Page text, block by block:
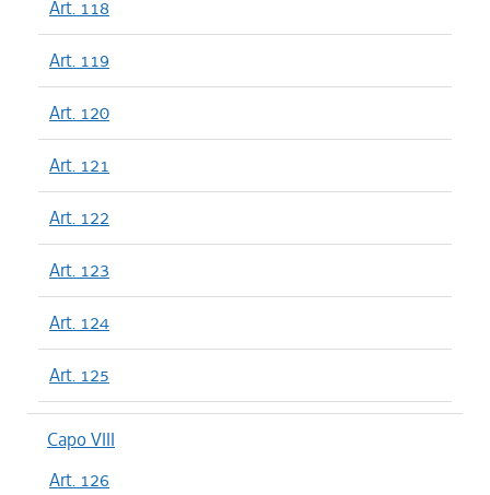
Art. 118
Art. 119
Art. 120
Art. 121
Art. 122
Art. 123
Art. 124
Art. 125
Capo VIII
Art. 126